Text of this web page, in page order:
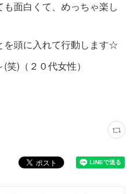
面白くて、めっちゃ楽し
を頭に入れて行動します☆
)（２０代女性）